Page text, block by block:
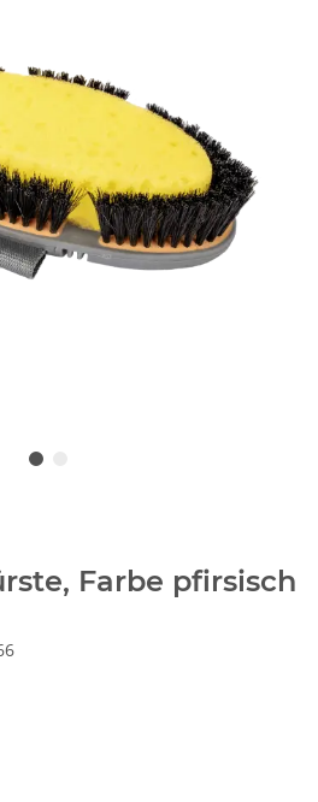
Farbe pfirsisch